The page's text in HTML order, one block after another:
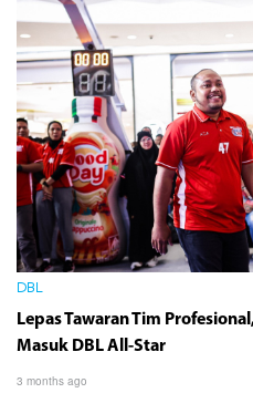
DBL
Lepas Tawaran Tim
Masuk DBL All-Star
3 months ago